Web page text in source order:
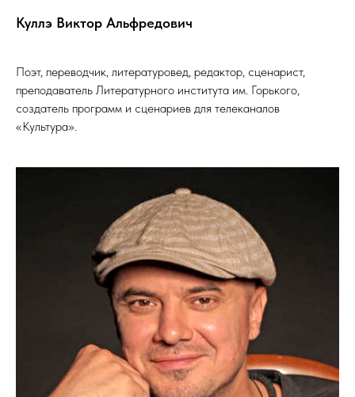
Куллэ Виктор Альфредович
Поэт, переводчик, литературовед, редактор, сценарист,
преподаватель Литературного института им. Горького,
создатель программ и сценариев для телеканалов
«Культура».